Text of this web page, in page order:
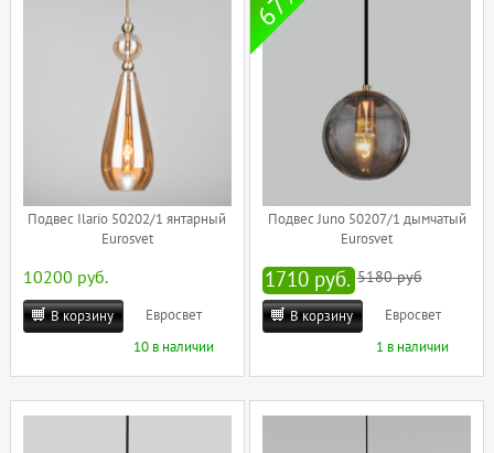
Подвес Ilario 50202/1 янтарный
Eurosvet
10200 руб.
В корзину
Евросвет
10 в наличии
Подвес Juno 50207/1 дымчатый
Eurosvet
1710 руб. 5180 руб
В корзину
Евросвет
1 в наличии